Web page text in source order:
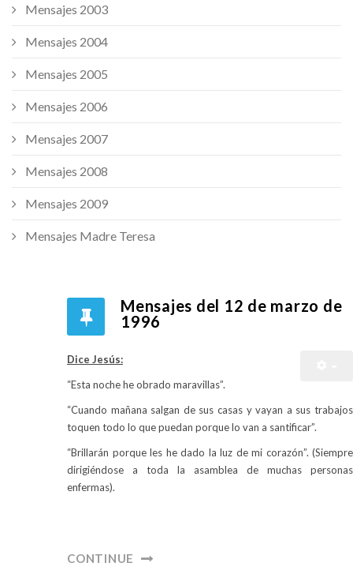
Mensajes 2003
Mensajes 2004
Mensajes 2005
Mensajes 2006
Mensajes 2007
Mensajes 2008
Mensajes 2009
Mensajes Madre Teresa
Mensajes del 12 de marzo de
1996
Dice Jesús:
“Esta noche he obrado maravillas”.
“Cuando mañana salgan de sus casas y vayan a sus trabajos
toquen todo lo que puedan porque lo van a santificar”.
“Brillarán porque les he dado la luz de mi corazón”. (Siempre
dirigiéndose a toda la asamblea de muchas personas
enfermas).
CONTINUE